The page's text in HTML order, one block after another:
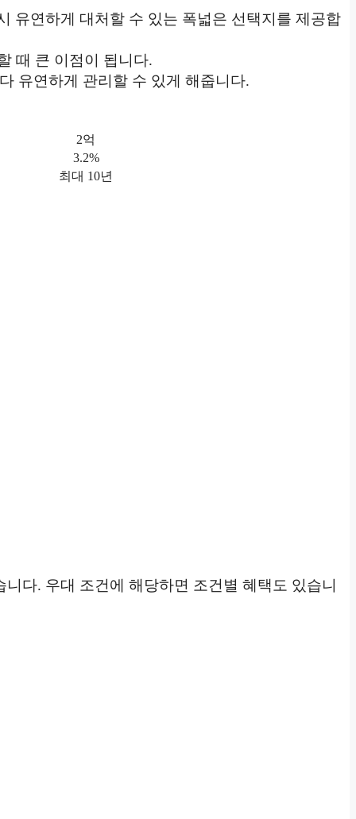
유연하게 대처할 수 있는 폭넓은 선택지를 제공합
때 큰 이점이 됩니다.
유연하게 관리할 수 있게 해줍니다.
2억
3.2%
최대 10년
다. 우대 조건에 해당하면 조건별 혜택도 있습니